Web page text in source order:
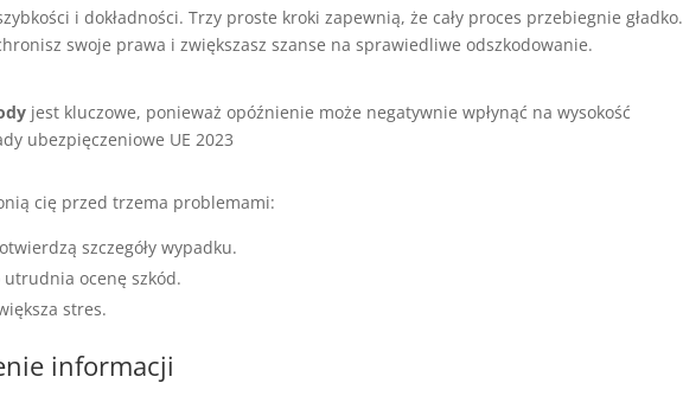
i dokładności. Trzy proste kroki zapewnią, że cały proces przebiegnie gładko.
swoje prawa i zwiększasz szanse na sprawiedliwe odszkodowanie.
jest kluczowe, ponieważ opóźnienie może negatywnie wpłynąć na wysokość
ubezpięczeniowe UE 2023
cię przed trzema problemami:
szczegóły wypadku.
ocenę szkód.
stres.
informacji